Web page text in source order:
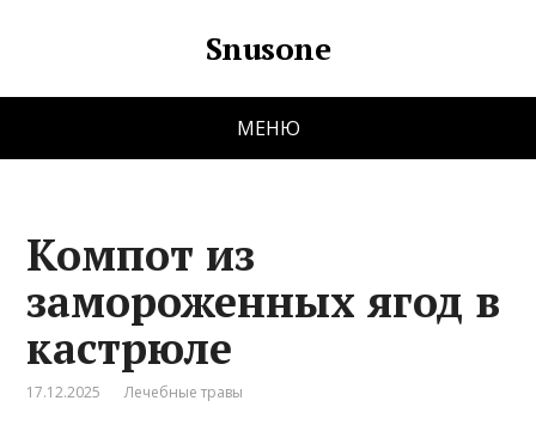
Snusone
МЕНЮ
Компот из
замороженных ягод в
кастрюле
17.12.2025 Лечебные травы